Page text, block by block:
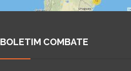
BOLETIM COMBATE